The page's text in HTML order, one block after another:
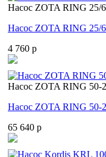
Насос ZOTA RING 25/
Насос ZOTA RING 25/
4 760 p
Насос ZOTA RING 50-
Насос ZOTA RING 50-
65 640 p